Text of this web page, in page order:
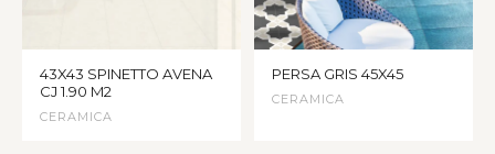
43X43 SPINETTO AVENA
CJ 1.90 M2
CERAMICA
PERSA GRIS 45X45
CERAMICA